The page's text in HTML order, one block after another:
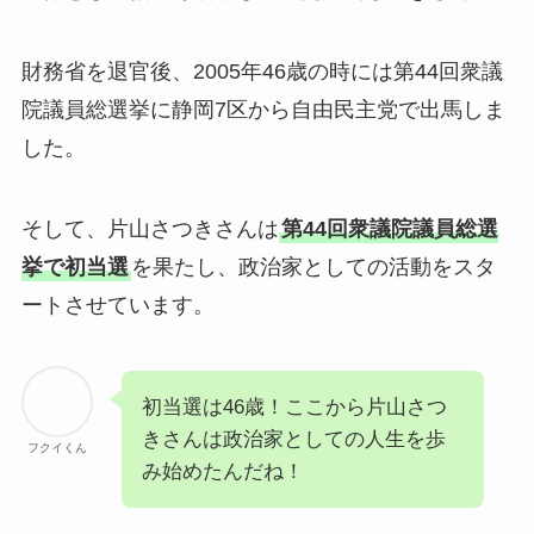
財務省を退官後、2005年46歳の時には第44回衆議
院議員総選挙に静岡7区から自由民主党で出馬しま
した。
そして、片山さつきさんは第44回衆議院議員総選
挙で初当選を果たし、政治家としての活動をスタ
ートさせています。
フクイくん
初当選は46歳！ここから片山さつ
きさんは政治家としての人生を歩
み始めたんだね！